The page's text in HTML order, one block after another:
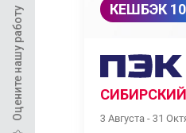
Оцените нашу работу КЕШБЭК
3 Августа - 31